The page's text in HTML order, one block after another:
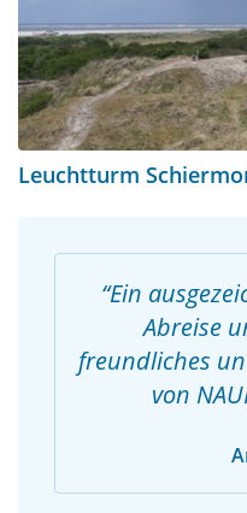
Leuchtturm
Ein
Abreise
freundliches
von